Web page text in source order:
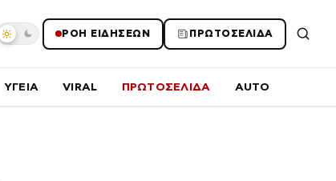
ΡΟΗ ΕΙΔΗΣΕΩΝ ΠΡΩΤΟΣΕΛΙΔΑ
ΥΓΕΙΑ VIRAL ΠΡΩΤΟΣΕΛΙΔΑ AUTO